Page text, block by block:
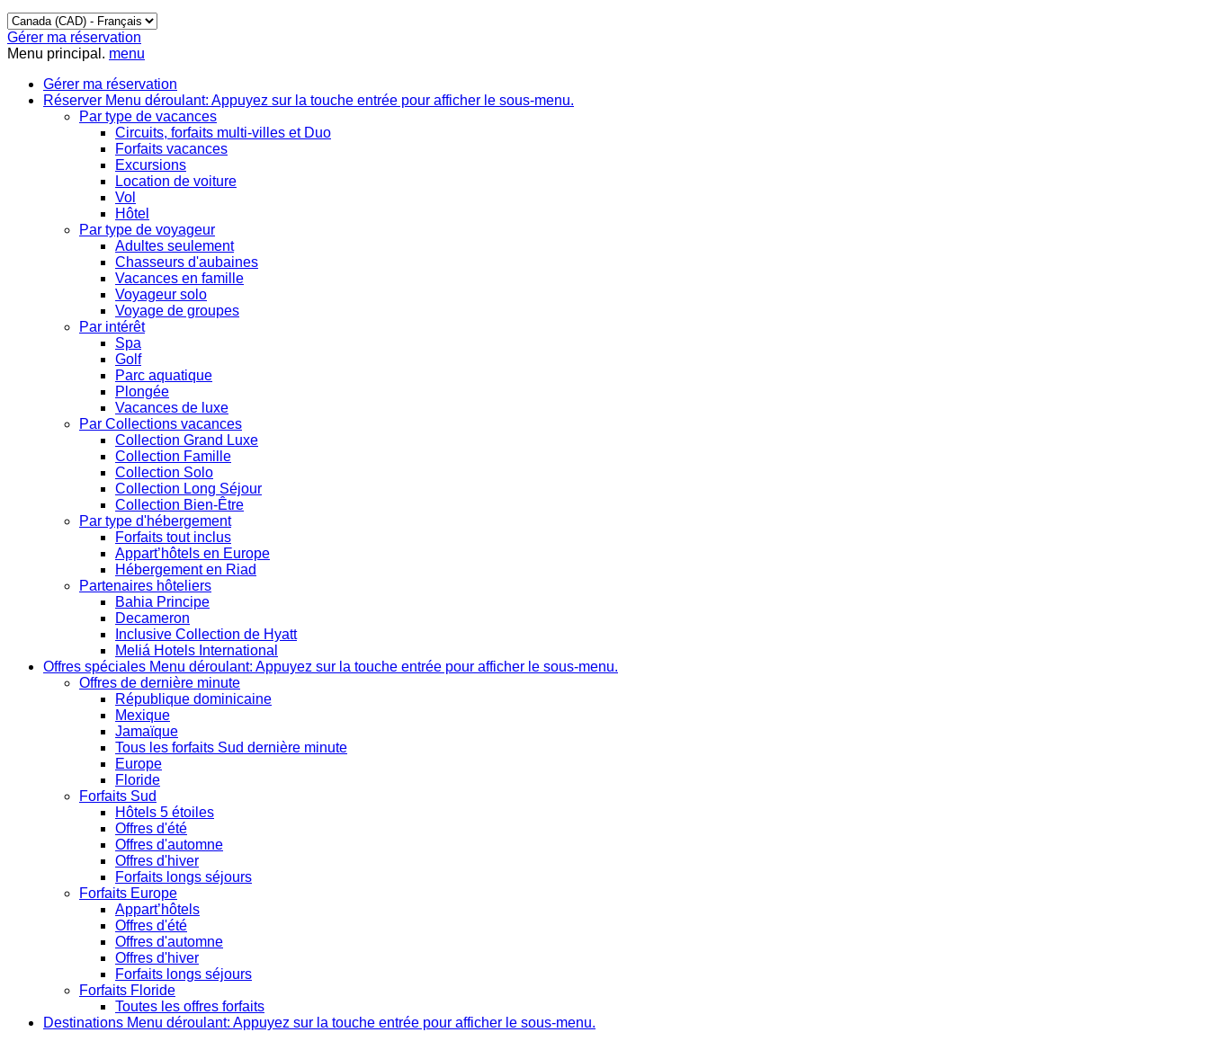
Gérer ma réservation
Menu principal. menu
Gérer ma réservation
Réserver Menu déroulant: Appuyez sur la touche entrée pour afficher le sous-menu.
Par type de vacances
Circuits, forfaits multi-villes et Duo
Forfaits vacances
Excursions
Location de voiture
Vol
Hôtel
Par type de voyageur
Adultes seulement
Chasseurs d'aubaines
Vacances en famille
Voyageur solo
Voyage de groupes
Par intérêt
Spa
Golf
Parc aquatique
Plongée
Vacances de luxe
Par Collections vacances
Collection Grand Luxe
Collection Famille
Collection Solo
Collection Long Séjour
Collection Bien-Être
Par type d'hébergement
Forfaits tout inclus
Appart’hôtels en Europe
Hébergement en Riad
Partenaires hôteliers
Bahia Principe
Decameron
Inclusive Collection de Hyatt
Meliá Hotels International
Offres spéciales Menu déroulant: Appuyez sur la touche entrée pour afficher le sous-menu.
Offres de dernière minute
République dominicaine
Mexique
Jamaïque
Tous les forfaits Sud dernière minute
Europe
Floride
Forfaits Sud
Hôtels 5 étoiles
Offres d'été
Offres d'automne
Offres d'hiver
Forfaits longs séjours
Forfaits Europe
Appart’hôtels
Offres d'été
Offres d'automne
Offres d'hiver
Forfaits longs séjours
Forfaits Floride
Toutes les offres forfaits
Destinations Menu déroulant: Appuyez sur la touche entrée pour afficher le sous-menu.